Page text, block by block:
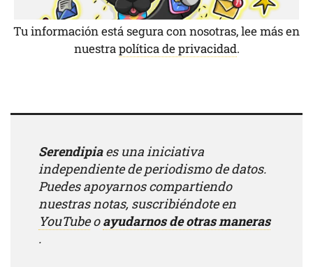
Tu información está segura con nosotras, lee más en
nuestrapolítica de privacidad.
Serendipiaes una iniciativa
independiente de periodismo de datos.
Puedes apoyarnos compartiendo
nuestras notas, suscribiéndote en
YouTubeoayudarnos de otras maneras
.